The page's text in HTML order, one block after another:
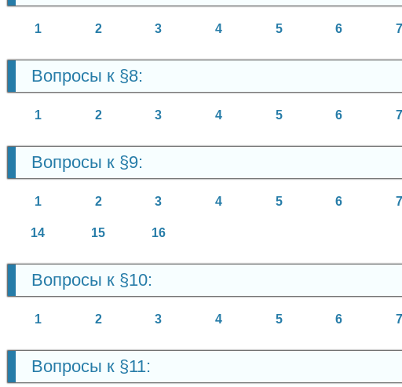
1 2 3 4 5 6 7
Вопросы к §8:
1 2 3 4 5 6 7
Вопросы к §9:
1 2 3 4 5 6 7
14 15 16
Вопросы к §10:
1 2 3 4 5 6 7
Вопросы к §11: